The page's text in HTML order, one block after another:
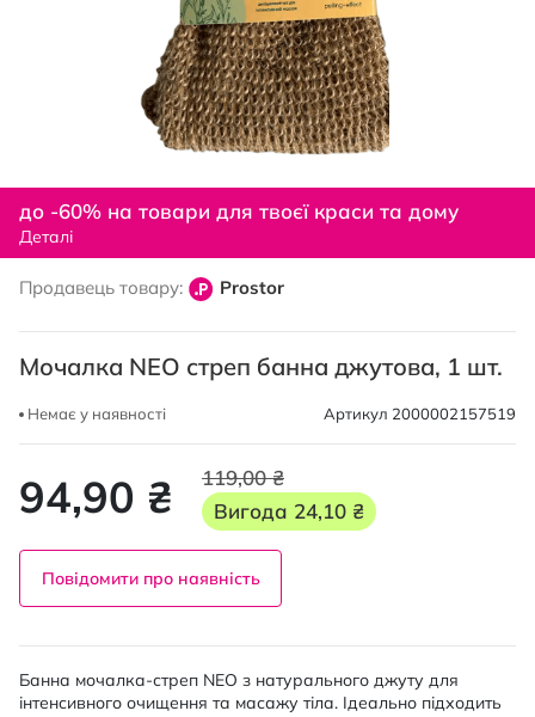
початку
галереї
до -60% на товари для твоєї краси та дому
Деталі
Продавець товару: Prostor
Мочалка NEO стреп банна джутова, 1 шт.
Немає у наявності Артикул 2000002157519
94,90 ₴
119,00 ₴
Вигода 24,10 ₴
Повідомити про наявність
Банна мочалка-стреп NEO з натурального джуту для
інтенсивного очищення та масажу тіла. Ідеально підходить